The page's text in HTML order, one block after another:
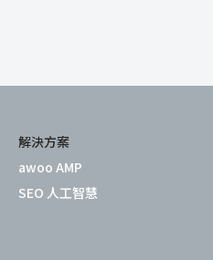
解決方案
awoo AMP
SEO 人工智慧